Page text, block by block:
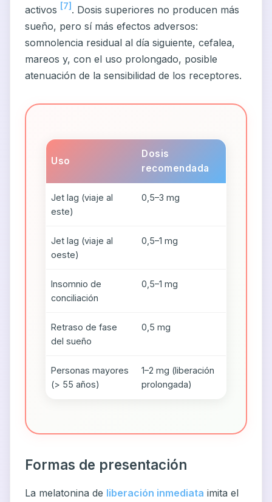
activos [7] . Dosis superiores no producen más
sueño, pero sí más efectos adversos:
somnolencia residual al día siguiente, cefalea,
mareos y, con el uso prolongado, posible
atenuación de la sensibilidad de los receptores.
Uso
Dosis
recomendada
Jet lag (viaje al
este)
0,5–3 mg
Jet lag (viaje al
oeste)
0,5–1 mg
Insomnio de
conciliación
0,5–1 mg
Retraso de fase
del sueño
0,5 mg
Personas mayores
(> 55 años)
1–2 mg (liberación
prolongada)
Formas de presentación
La melatonina de liberación inmediata imita el